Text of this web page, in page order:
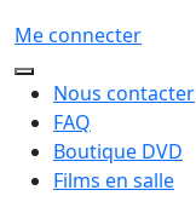
Me connecter
Nous contacter
FAQ
Boutique DVD
Films en salle